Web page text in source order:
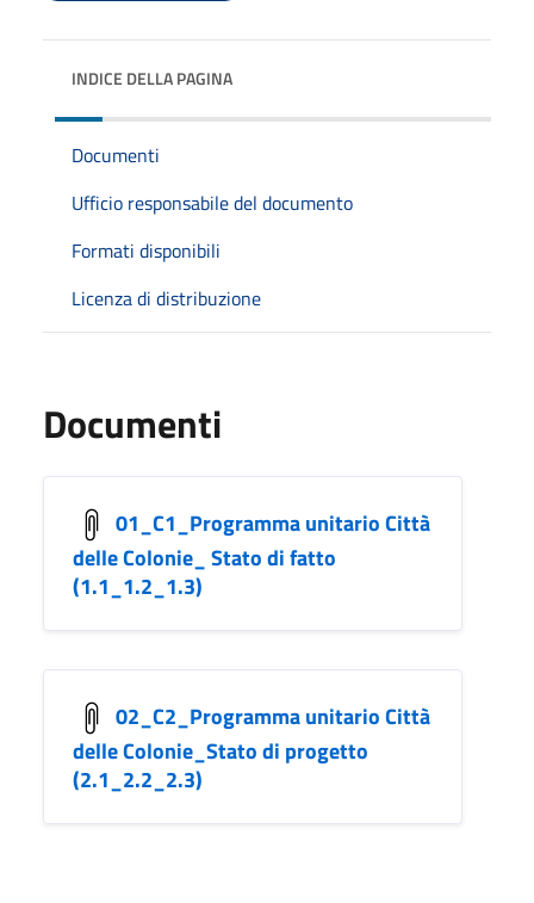
INDICE DELLA PAGINA
Documenti
Ufficio responsabile del documento
Formati disponibili
Licenza di distribuzione
Documenti
01_C1_Programma unitario Città
delle Colonie_ Stato di fatto
(1.1_1.2_1.3)
02_C2_Programma unitario Città
delle Colonie_Stato di progetto
(2.1_2.2_2.3)